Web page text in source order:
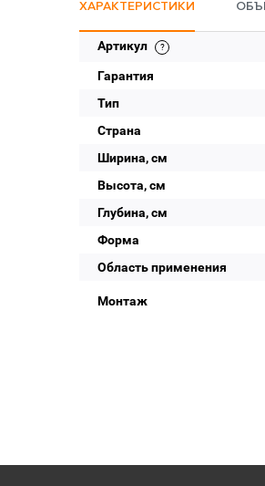
ХАРАКТЕРИСТИКИ
Артикул
Гарантия
Тип
Страна
Ширина, см
Высота, см
Глубина, см
Форма
Область применения
Монтаж